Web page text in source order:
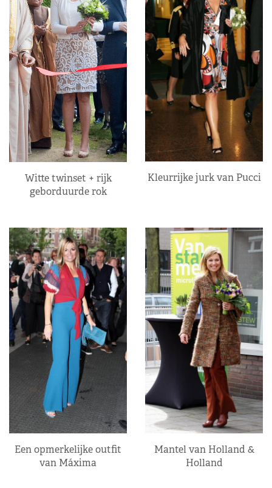
Witte twinset + rijk
geborduurde rok
Kleurrijke jurk van Pucci
Een opmerkelijke outfit
van Máxima
Mantel van Holland &
Holland